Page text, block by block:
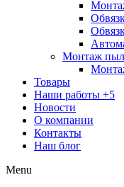
Монтаж
Товары
Наши работы +5
Новости
О компании
Контакты
Наш блог
Menu